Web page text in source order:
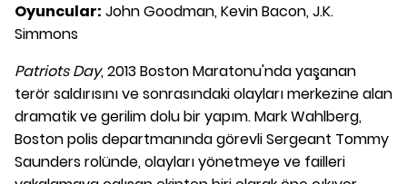
Oyuncular: John Goodman, Kevin Bacon, J.K.
Simmons
Patriots Day, 2013 Boston Maratonu'nda yaşanan
terör saldırısını ve sonrasındaki olayları merkezine alan
dramatik ve gerilim dolu bir yapım. Mark Wahlberg,
Boston polis departmanında görevli Sergeant Tommy
Saunders rolünde, olayları yönetmeye ve failleri